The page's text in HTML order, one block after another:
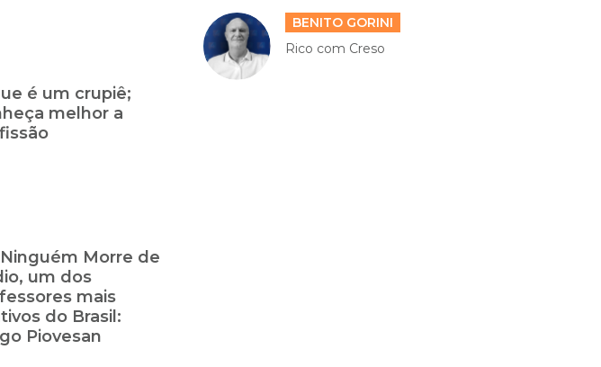
é um crupiê;
melhor a
Morre de
um dos
mais
do Brasil:
Piovesan
BENITO GORINI
Rico com Creso